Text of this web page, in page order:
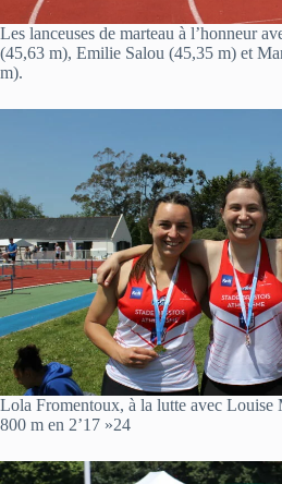
Les lanceuses de marteau à l’honneur
(45,63 m), Emilie Salou (45,35 m) et
m).
Lola Fromentoux, à la lutte avec Louise
800 m en 2’17 »24